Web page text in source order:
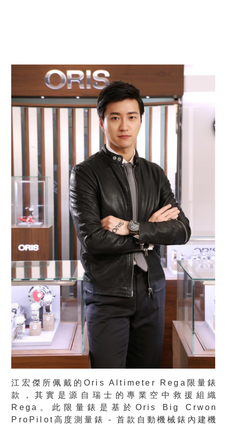
江宏傑所佩戴的Oris Altimeter Rega限量錶
款，其實是源自瑞士的專業空中救援組織
Rega。此限量錶是基於Oris Big Crwon
ProPilot高度測量錶 - 首款自動機械錶內建機